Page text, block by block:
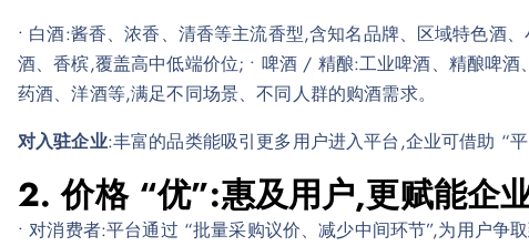
• 白酒:酱香、浓香、清香等主流香型,含知名品牌、区域特色酒
酒、香槟,覆盖高中低端价位; • 啤酒 / 精酿:工业啤酒、精酿啤酒
药酒、洋酒等,满足不同场景、不同人群的购酒需求。
对入驻企业:丰富的品类能吸引更多用户进入平台,企业可借助 “
2. 价格 “优”:惠及用户,更赋能企
• 对消费者:平台通过 “批量采购议价、减少中间环节”,为用户争